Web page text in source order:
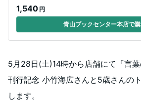
1,540 円
青山ブックセンター本店で
5月28日(土)14時から店舗にて『言葉
刊行記念 小竹海広さんと5歳さんの
します。